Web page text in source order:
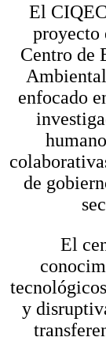
El
proyecto
Centro de
enfocado
de
El
y